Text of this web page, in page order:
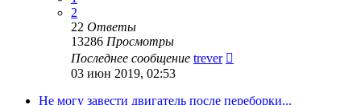
2
22 Ответы
13286 Просмотры
Последнее сообщение trever
03 июн 2019, 02:53
Не могу завести двигатель после переборки...